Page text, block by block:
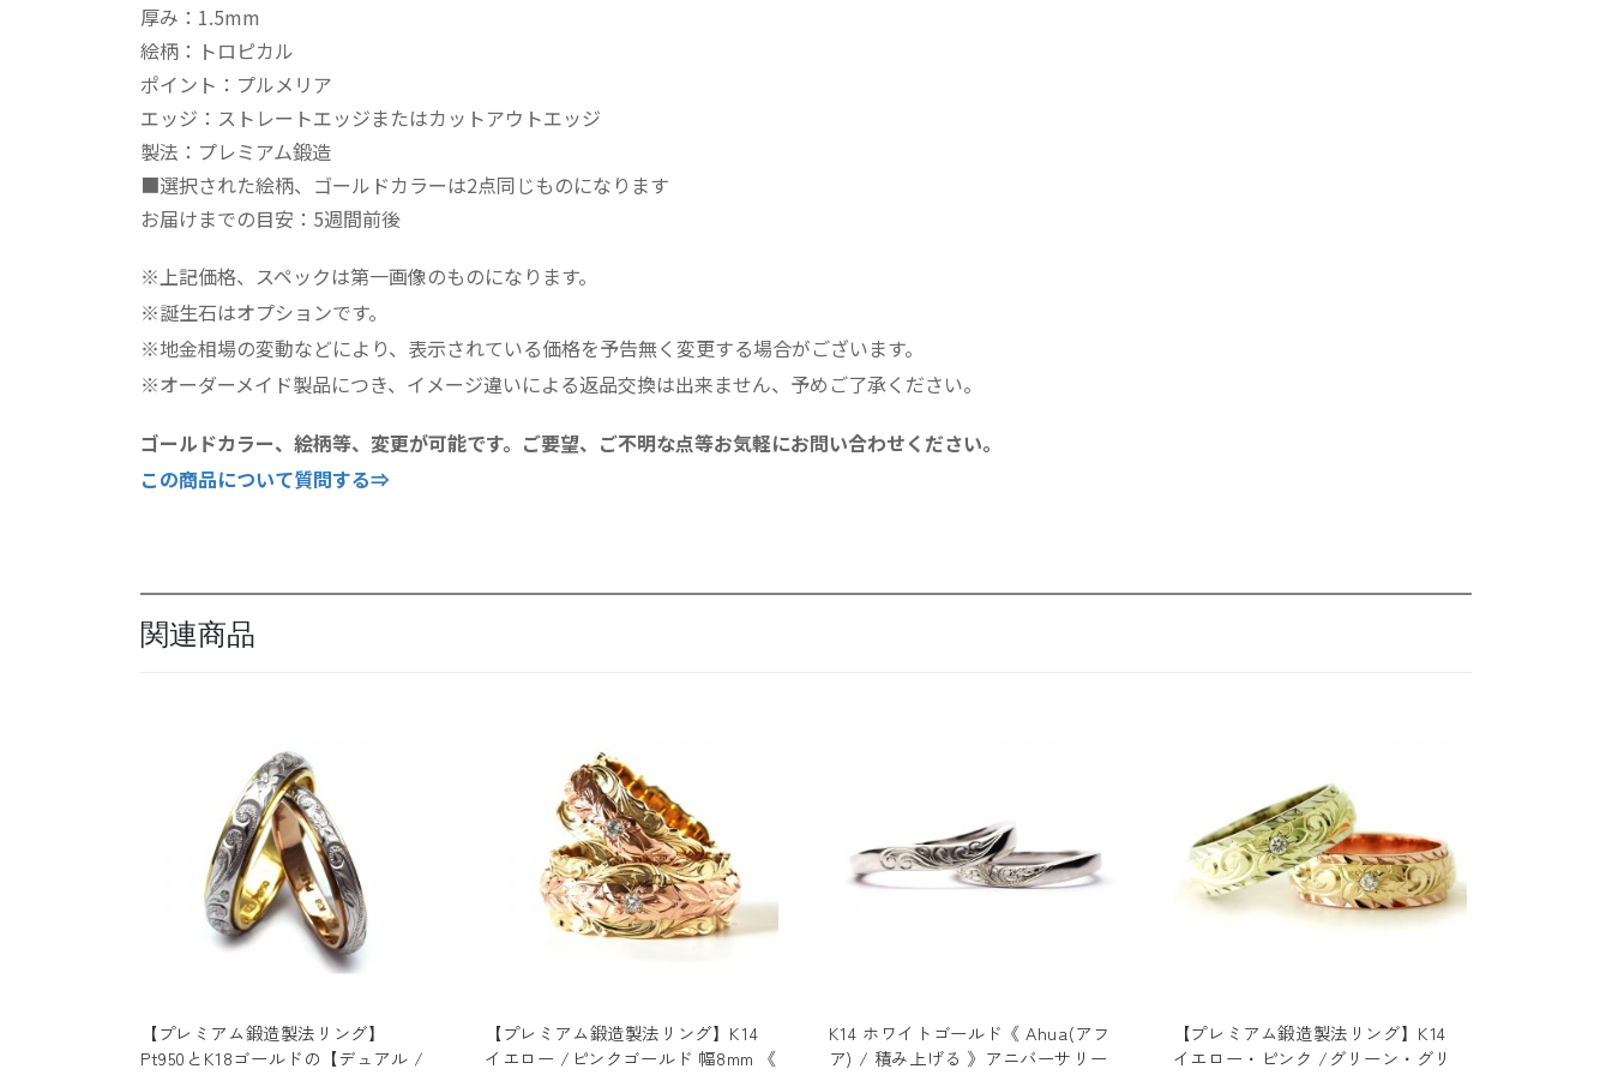
厚み：1.5mm
絵柄：トロピカル
ポイント：プルメリア
エッジ：ストレートエッジまたはカットアウトエッジ
製法：プレミアム鍛造
■選択された絵柄、ゴールドカラーは2点同じものになります
お届けまでの目安：5週間前後
※上記価格、スペックは第一画像のものになります。
※誕生石はオプションです。
※地金相場の変動などにより、表示されている価格を予告無く変更する場合がございます。
※オーダーメイド製品につき、イメージ違いによる返品交換は出来ません、予めご了承ください。
ゴールドカラー、絵柄等、変更が可能です。ご要望、ご不明な点等お気軽にお問い合わせください。
この商品について質問する⇒
関連商品
【プレミアム鍛造製法リング】
Pt950とK18ゴールドの【デュアル /
【プレミアム鍛造製法リング】K14
イエロー /ピンクゴールド 幅8mm 《
K14 ホワイトゴールド《 Ahua(アフ
ア) / 積み上げる 》アニバーサリー
【プレミアム鍛造製法リング】K14
イエロー・ピンク /グリーン・グリ